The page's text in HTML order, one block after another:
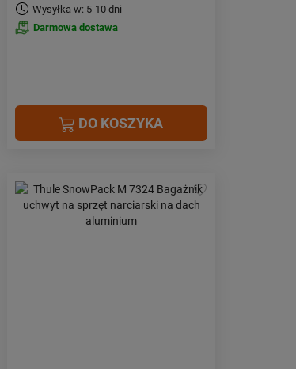
Wysyłka w: 5-10 dni
Darmowa dostawa
DO KOSZYKA